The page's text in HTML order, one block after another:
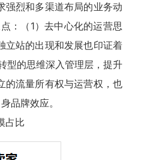
强烈和多渠道布局的业务动
：（1）去中心化的运营思
立站的出现和发展也印证着
型的思维深入管理层，提升
的流量所有权与运营权，也
品牌效应。
占比